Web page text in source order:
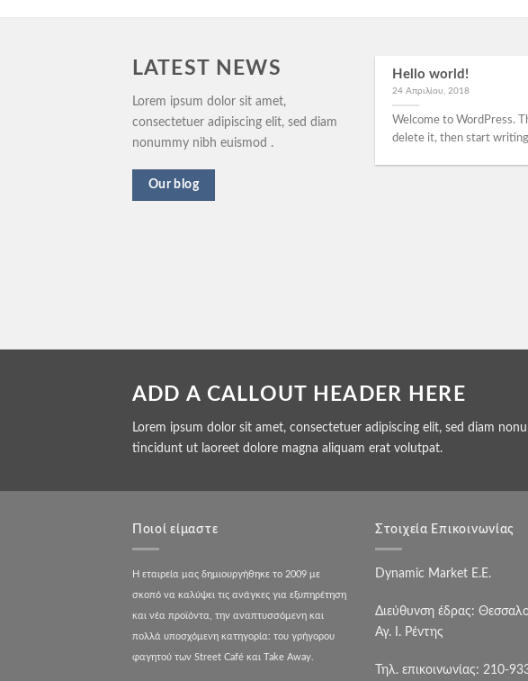
LATEST NEWS
Lorem ipsum dolor sit amet,
consectetuer adipiscing elit, sed diam
nonummy nibh euismod .
Our blog
Hello world!
24 Απριλίου, 2018
Welcome to WordPress.
delete it, then start
An Amazing responsive
and Retina ready theme.
Lorem ipsum dolor sit amet,
sed eleifend risus, sit amet
porttitor [...]
ADD A CALLOUT HEADER HERE
Lorem ipsum dolor sit amet, consectetuer adipiscing elit, sed diam
tincidunt ut laoreet dolore magna aliquam erat volutpat.
Ποιοί είμαστε
Η εταιρεία μας δημιουργήθηκε το 2009 με
σκοπό να καλύψει τις ανάγκες για εξυπηρέτηση
και νέα προϊόντα, την αναπτυσσόμενη και
πολλά υποσχόμενη κατηγορία: του γρήγορου
φαγητού των Street Café και Take Away.
Στοιχεία Επικοινωνίας
Dynamic Market Ε.Ε.
Διεύθυνση έδρας:
Αγ. Ι. Ρέντης
Τηλ. επικοινωνίας: 210-